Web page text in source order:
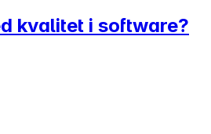
kvalitet i software?